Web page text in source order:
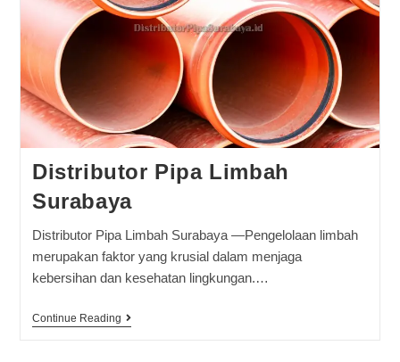
Distributor Pipa Limbah
Surabaya
Distributor Pipa Limbah Surabaya —Pengelolaan limbah
merupakan faktor yang krusial dalam menjaga
kebersihan dan kesehatan lingkungan.…
Continue Reading